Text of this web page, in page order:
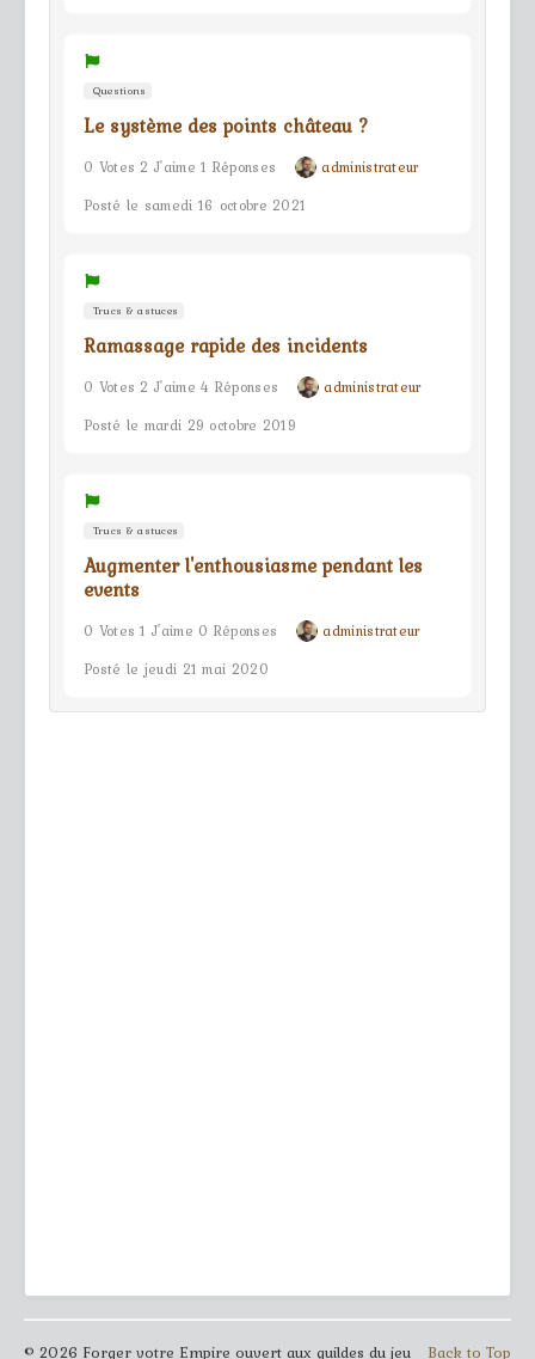
Questions
Le système des points château ?
0 Votes 2 J'aime 1 Réponses
administrateur
Posté le samedi 16 octobre 2021
Trucs & astuces
Ramassage rapide des incidents
0 Votes 2 J'aime 4 Réponses
administrateur
Posté le mardi 29 octobre 2019
Trucs & astuces
Augmenter l'enthousiasme pendant les
events
0 Votes 1 J'aime 0 Réponses
administrateur
Posté le jeudi 21 mai 2020
Back to Top
© 2026 Forger votre Empire ouvert aux guildes du jeu